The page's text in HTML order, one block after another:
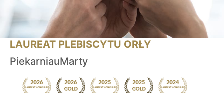
LAUREAT PLEBISCYTU ORŁY
PiekarniauMarty